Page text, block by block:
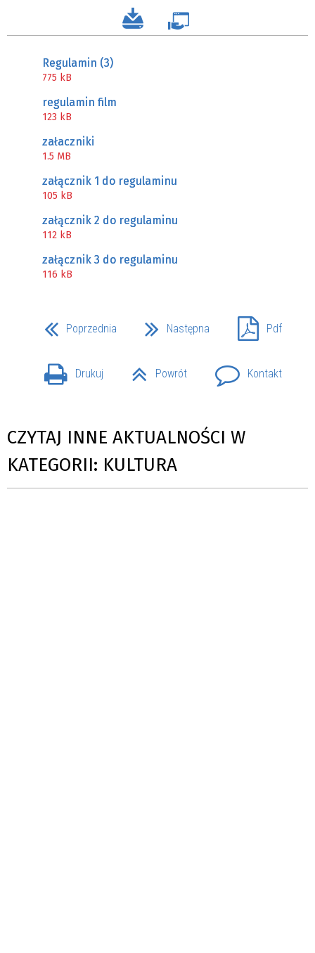
Regulamin (3)
775 kB
regulamin film
123 kB
załaczniki
1.5 MB
załącznik 1 do regulaminu
105 kB
załącznik 2 do regulaminu
112 kB
załącznik 3 do regulaminu
116 kB
Poprzednia Następna Pdf
Drukuj Powrót Kontakt
CZYTAJ INNE AKTUALNOŚCI W
KATEGORII: KULTURA